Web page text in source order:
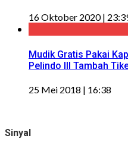
16 Oktober 2020 |
Mudik Gratis Pakai
Pelindo III Tambah
25 Mei 2018 | 16:38
Sinyal